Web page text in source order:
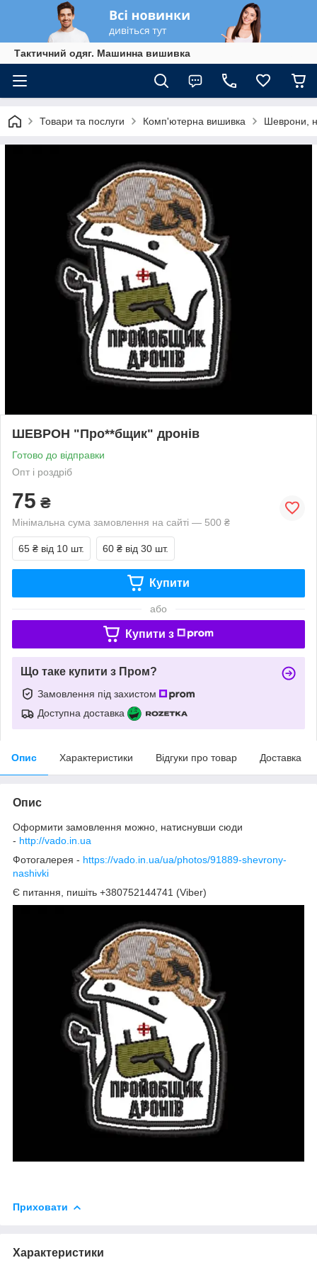
Тактичний одяг. Машинна вишивка
Товари та послуги Комп'ютерна вишивка Шеврони,
ШЕВРОН "Про**бщик" дронів
Готово до відправки
Опт і роздріб
75 ₴
Мінімальна сума замовлення на сайті — 500 ₴
65 ₴ від 10 шт. 60 ₴ від 30 шт.
Купити
або
Купити з
Що таке купити з Пром?
Замовлення під захистом
Доступна доставка
Опис Характеристики Відгуки про товар Доставка
Опис
Оформити замовлення можно, натиснувши сюди
- http://vado.in.ua
Фотогалерея - https://vado.in.ua/ua/photos/91889-shevrony-
nashivki
Є питання, пишіть +380752144741 (Viber)
Приховати
Характеристики